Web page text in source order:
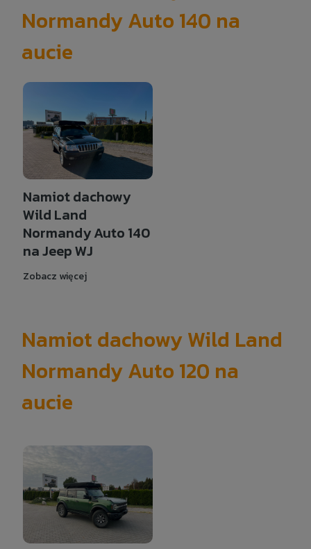
Normandy Auto 140 na
aucie
Namiot dachowy
Wild Land
Normandy Auto 140
na Jeep WJ
Zobacz więcej
Namiot dachowy Wild Land
Normandy Auto 120 na
aucie